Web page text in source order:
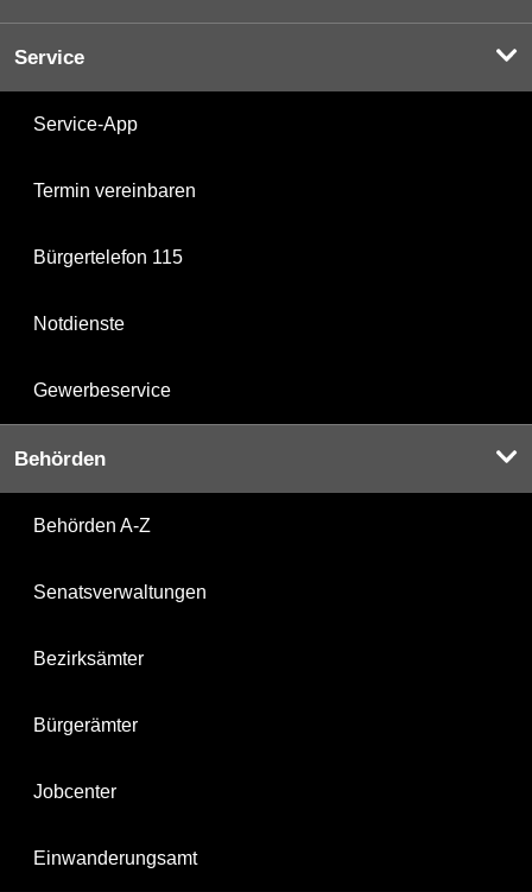
Service
Service-App
Termin vereinbaren
Bürgertelefon 115
Notdienste
Gewerbeservice
Behörden
Behörden A-Z
Senatsverwaltungen
Bezirksämter
Bürgerämter
Jobcenter
Einwanderungsamt